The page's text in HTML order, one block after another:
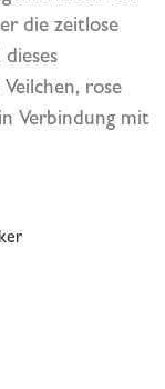
die zeitlose
rose
Verbindung mit